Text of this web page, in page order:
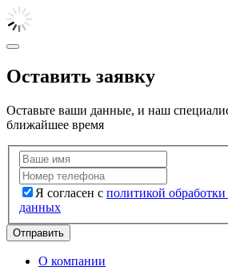
Оставить заявку
Оставьте ваши данные, и наш
ближайшее время
Я согласен с политикой
данных
Отправить
О компании